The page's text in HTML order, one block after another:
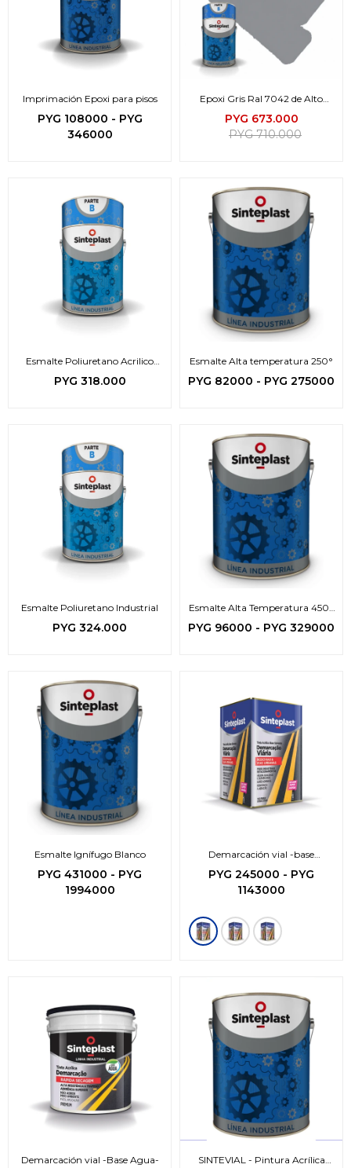
Imprimación Epoxi para pisos
PYG 108000 - PYG
346000
Epoxi Gris Ral 7042 de Alto
Sólidos - 8 lts.
PYG 673.000
PYG 710.000
Esmalte Poliuretano Acrilico
Exterior
PYG 318.000
Esmalte Alta temperatura 250°
PYG 82000 - PYG 275000
Esmalte Poliuretano Industrial
PYG 324.000
Esmalte Alta Temperatura 450°
C
PYG 96000 - PYG 329000
Esmalte Ignífugo Blanco
PYG 431000 - PYG
1994000
Demarcación vial -base
solvente-
PYG 245000 - PYG
1143000
Demarcación vial -Base Agua-
SINTEVIAL - Pintura Acrílica